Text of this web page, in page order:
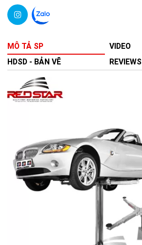
MÔ TẢ SP
VIDEO
HDSD - BẢN VẼ
REVIEWS